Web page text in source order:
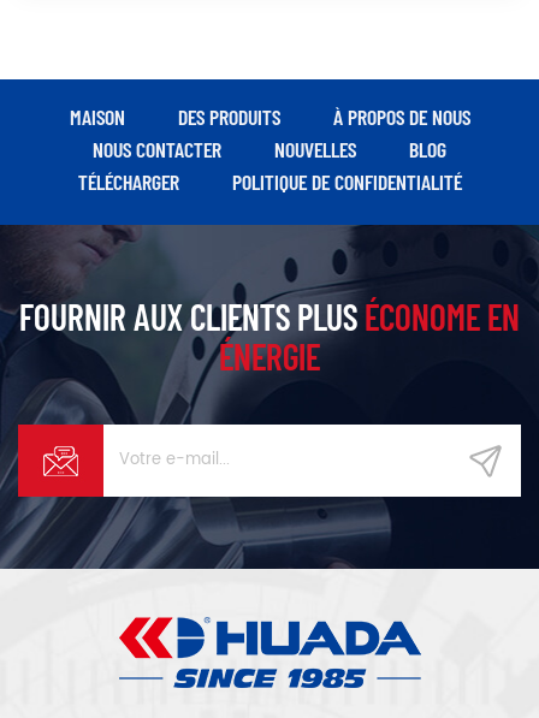
MAISON DES PRODUITS
À PROPOS DE NOUS
NOUS CONTACTER
NOUVELLES
BLOG
TÉLÉCHARGER
POLITIQUE DE CONFIDENTIALITÉ
FOURNIR AUX CLIENTS PLUSÉCONOME EN
ÉNERGIE